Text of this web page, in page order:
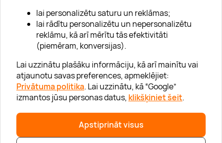
lai personalizētu saturu un reklāmas;
lai rādītu personalizētu un nepersonalizētu
reklāmu, kā arī mērītu tās efektivitāti
(piemēram, konversijas).
Lai uzzinātu plašāku informāciju, kā arī mainītu vai
atjaunotu savas preferences, apmeklējiet:
Privātuma politika. Lai uzzinātu, kā “Google”
izmantos jūsu personas datus, klikšķiniet šeit.
Apstiprināt visus
Uzņēmumiem
Palīdzība
“GERA DOVANA” GRUPA